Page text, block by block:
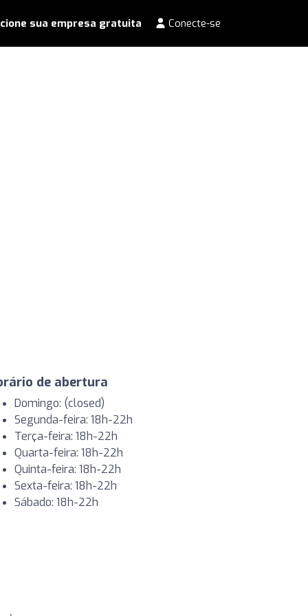
sua empresa gratuita Conecte-se
de abertura
Domingo: (closed)
Segunda-feira: 18h-22h
Terça-feira: 18h-22h
Quarta-feira: 18h-22h
Quinta-feira: 18h-22h
Sexta-feira: 18h-22h
Sábado: 18h-22h